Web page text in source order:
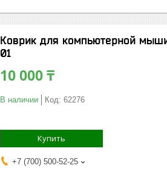
Коврик для компьютерной
01
10 000 ₸
В наличии Код: 62276
Купить
+7 (700) 500-52-25